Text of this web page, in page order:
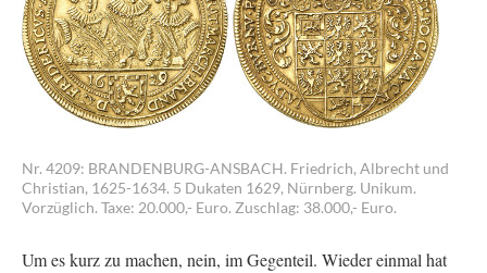
Nr. 4209: BRANDENBURG-ANSBACH. Friedrich, Albrecht und
Christian, 1625-1634. 5 Dukaten 1629, Nürnberg. Unikum.
Vorzüglich. Taxe: 20.000,- Euro. Zuschlag: 38.000,- Euro.
Um es kurz zu machen, nein, im Gegenteil. Wieder einmal hat